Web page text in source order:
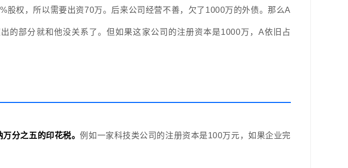
股权，所以需要出资70万。后来公司经营不善，欠了1000万的外债。那么A
的部分就和他没关系了。但如果这家公司的注册资本是1000万，A依旧占
万分之五的印花税。例如一家科技类公司的注册资本是100万元，如果企业完